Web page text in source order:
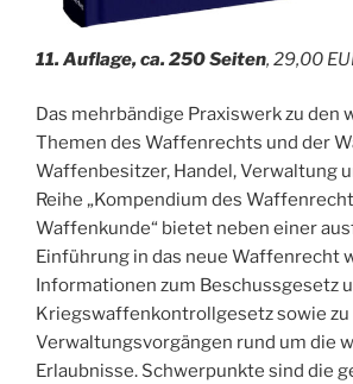
11. Auflage, ca. 250 Seiten, 29,00
Das mehrbändige Praxiswerk zu den
Themen des Waffenrechts und der
Waffenbesitzer, Handel, Verwaltung
Reihe „Kompendium des
Waffenkunde“ bietet neben einer
Einführung in das neue Waffenrecht
Informationen zum Beschussgesetz
Kriegswaffenkontrollgesetz sowie zu
Verwaltungsvorgängen rund um die
Erlaubnisse. Schwerpunkte sind die